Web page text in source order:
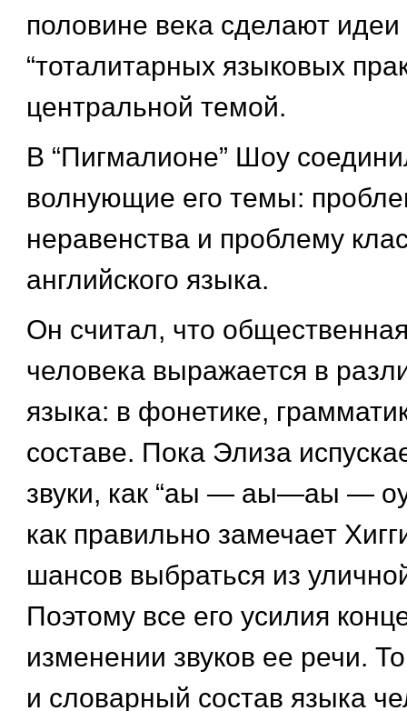
половине века сделают идеи
“тоталитарных языковых
центральной темой.
В “Пигмалионе” Шоу
волнующие его темы:
неравенства и проблему
английского языка.
Он считал, что
человека выражается в
языка: в фонетике,
составе. Пока Элиза
звуки, как “аы — аы—аы —
как правильно замечает
шансов выбраться из
Поэтому все его усилия
изменении звуков ее речи.
и словарный состав языка